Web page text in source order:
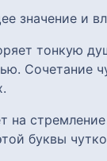
значение и
тонкую
Сочетание
на
буквы